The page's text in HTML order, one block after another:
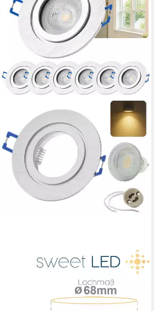
SWEET LED
LED Einbaustrahler 6er Set
IP44 Bad Aluminium GU10